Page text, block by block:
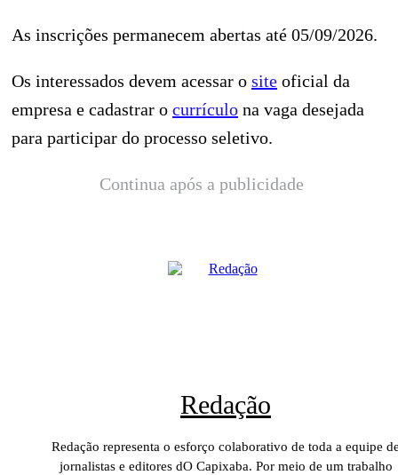
As inscrições permanecem abertas até 05/09/2026.
Os interessados devem acessar o site oficial da
empresa e cadastrar o currículo na vaga desejada
para participar do processo seletivo.
Continua após a publicidade
Redação
Redação representa o esforço colaborativo de toda a equipe
jornalistas e editores dO Capixaba. Por meio de um trabalho